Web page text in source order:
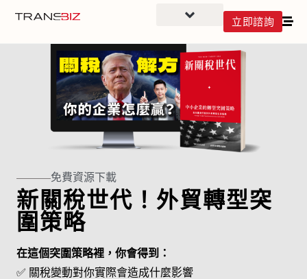
立即諮詢
免費資源下載
新關稅世代！外貿轉型突
圍策略
在這個突圍策略裡，你會得到：
✅ 關稅變動對你實際會造成什麼影響